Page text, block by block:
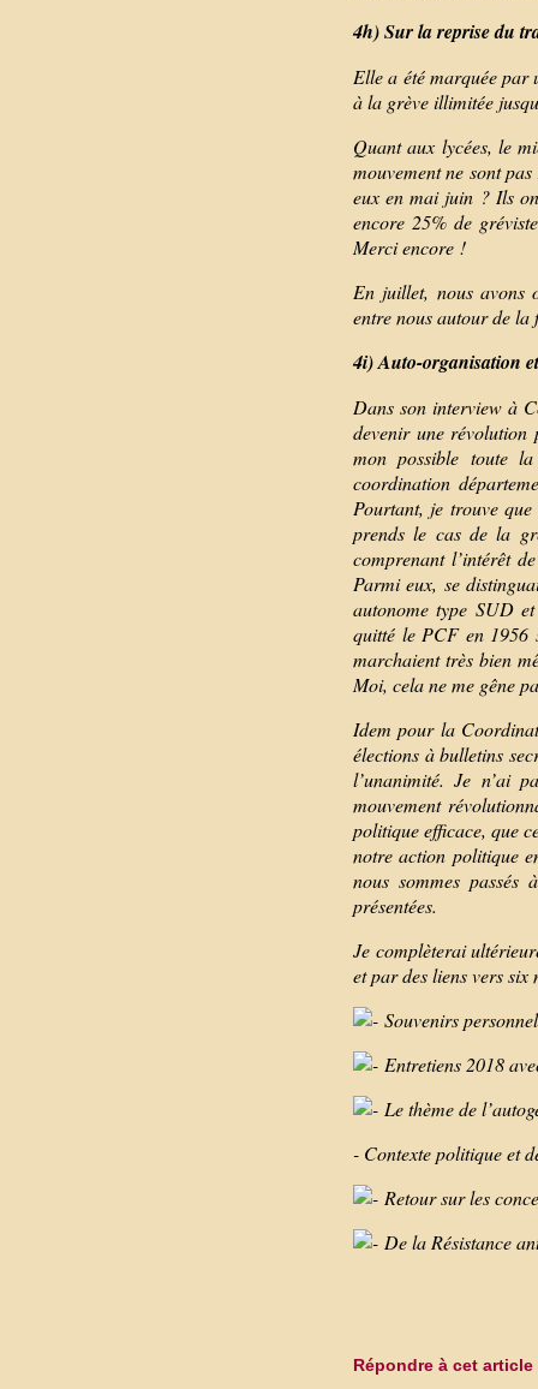
4h) Sur la reprise du
Elle a été marquée par
à la grève illimitée
Quant aux lycées, le
mouvement ne sont
eux en mai juin ? Ils
encore 25% de
Merci encore !
En juillet, nous avons
entre nous autour de la
4i) Auto-organisation
Dans son interview à
devenir une révolution
mon possible toute
coordination
Pourtant, je trouve
prends le cas de la
comprenant l’intérêt
Parmi eux, se
autonome type SUD
quitté le PCF en 1956
marchaient très bien
Moi, cela ne me gêne
Idem pour la
élections à bulletins
l’unanimité. Je n’ai
mouvement
politique efficace, que
notre action politique
nous sommes passés
présentées.
Je complèterai
et par des liens vers
Souvenirs
Entretiens 2018
Le thème de
- Contexte politique et
Retour sur les
De la Résistance
Répondre à cet article